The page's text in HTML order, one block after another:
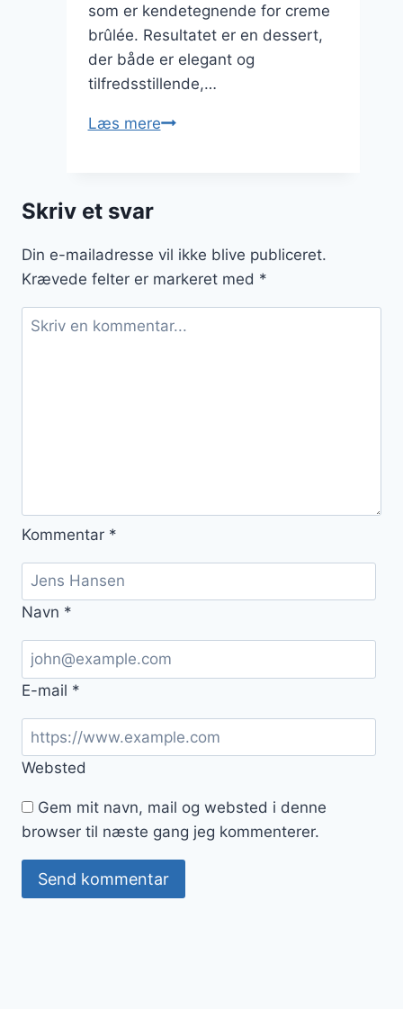
som er kendetegnende for creme
brûlée. Resultatet er en dessert,
der både er elegant og
tilfredsstillende,…
Læs mereRicotta-
Skriv et svar
Din e-mailadresse vil ikke blive publiceret.
Krævede felter er markeret med *
Kommentar *
Navn *
E-mail *
Websted
Gem mit navn, mail og websted i denne
browser til næste gang jeg kommenterer.